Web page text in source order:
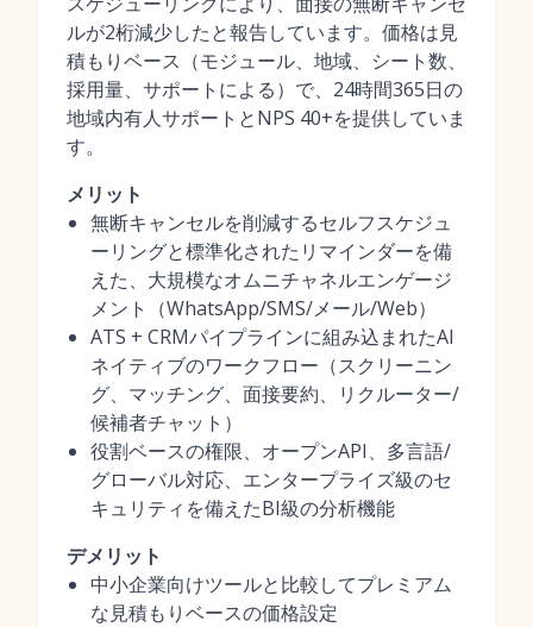
ルが2桁減少したと報告しています。価格は見
積もりベース（モジュール、地域、シート数、
採用量、サポートによる）で、24時間365日の
地域内有人サポートとNPS 40+を提供していま
す。
メリット
無断キャンセルを削減するセルフスケジュ
ーリングと標準化されたリマインダーを備
えた、大規模なオムニチャネルエンゲージ
メント（WhatsApp/SMS/メール/Web）
ATS + CRMパイプラインに組み込まれたAI
ネイティブのワークフロー（スクリーニン
グ、マッチング、面接要約、リクルーター/
候補者チャット）
役割ベースの権限、オープンAPI、多言語/
グローバル対応、エンタープライズ級のセ
キュリティを備えたBI級の分析機能
デメリット
中小企業向けツールと比較してプレミアム
な見積もりベースの価格設定